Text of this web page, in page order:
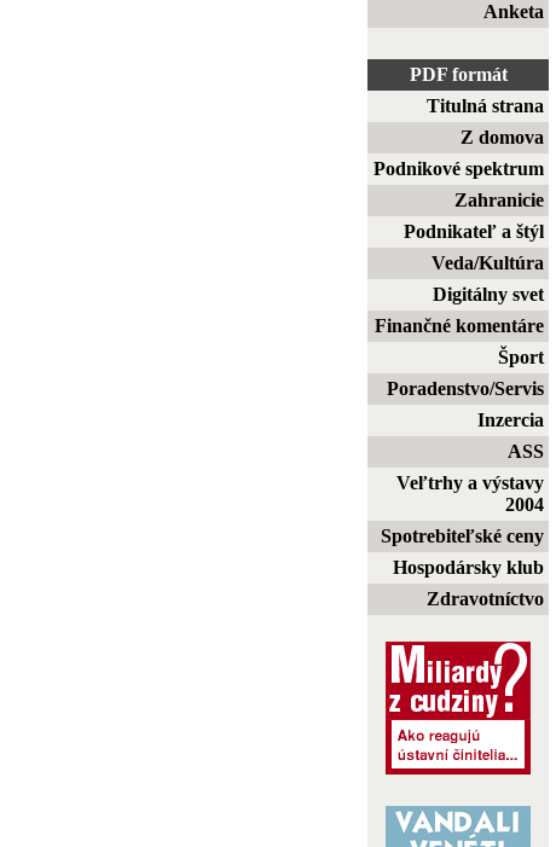
Anketa
PDF formát
Titulná strana
Z domova
Podnikové spektrum
Zahranicie
Podnikateľ a štýl
Veda/Kultúra
Digitálny svet
Finančné komentáre
Šport
Poradenstvo/Servis
Inzercia
ASS
Veľtrhy a výstavy
2004
Spotrebiteľské ceny
Hospodársky klub
Zdravotníctvo